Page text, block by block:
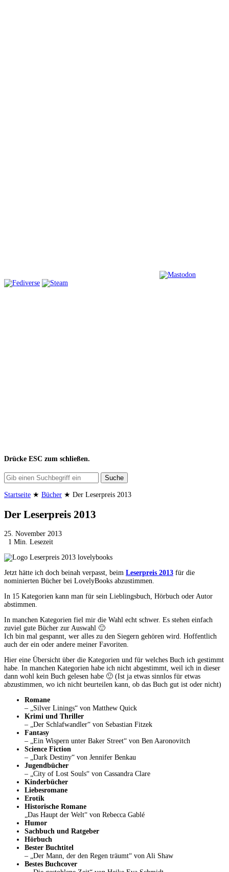
Drücke ESC zum schließen.
Suche
Startseite ★ Bücher ★ Der Leserpreis 2013
Der Leserpreis 2013
25. November 2013
1 Min. Lesezeit
Jetzt hätte ich doch beinah verpasst, beim Leserpreis 2013 für die
nominierten Bücher bei LovelyBooks abzustimmen.
In 15 Kategorien kann man für sein Lieblingsbuch, Hörbuch oder Autor
abstimmen.
In manchen Kategorien fiel mir die Wahl echt schwer. Es stehen einfach
zuviel gute Bücher zur Auswahl 🙂
Ich bin mal gespannt, wer alles zu den Siegern gehören wird. Hoffentlich
auch der ein oder andere meiner Favoriten.
Hier eine Übersicht über die Kategorien und für welches Buch ich gestimmt
habe. In manchen Kategorien habe ich nicht abgestimmt, weil ich in dieser
dann wohl kein Buch gelesen habe 🙂 (Ist ja etwas sinnlos für etwas
abzustimmen, wo ich nicht beurteilen kann, ob das Buch gut ist oder nicht)
Romane
– „Silver Linings“ von Matthew Quick
Krimi und Thriller
– „Der Schlafwandler“ von Sebastian Fitzek
Fantasy
– „Ein Wispern unter Baker Street“ von Ben Aaronovitch
Science Fiction
– „Dark Destiny“ von Jennifer Benkau
Jugendbücher
– „City of Lost Souls“ von Cassandra Clare
Kinderbücher
Liebesromane
Erotik
Historische Romane
„Das Haupt der Welt“ von Rebecca Gablé
Humor
Sachbuch und Ratgeber
Hörbuch
Bester Buchtitel
– „Der Mann, der den Regen träumt“ von Ali Shaw
Bestes Buchcover